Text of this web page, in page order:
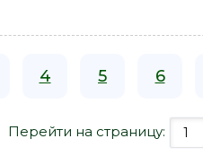
4 5 6
Перейти на страницу: